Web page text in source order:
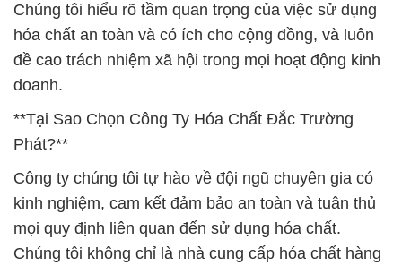
Chúng tôi hiểu rõ tầm quan trọng của việc sử dụng
hóa chất an toàn và có ích cho cộng đồng, và luôn
đề cao trách nhiệm xã hội trong mọi hoạt động kinh
doanh.
**Tại Sao Chọn Công Ty Hóa Chất Đắc Trường
Phát?**
Công ty chúng tôi tự hào về đội ngũ chuyên gia có
kinh nghiệm, cam kết đảm bảo an toàn và tuân thủ
mọi quy định liên quan đến sử dụng hóa chất.
Chúng tôi không chỉ là nhà cung cấp hóa chất hàng